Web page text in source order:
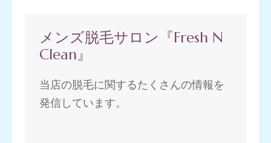
メンズ脱毛サロン『Fresh N
Clean』
当店の脱毛に関するたくさんの情報を
発信しています。